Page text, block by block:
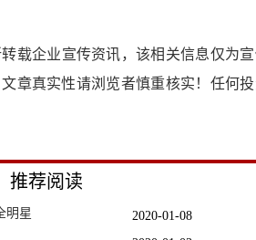
载企业宣传资讯，该相关信息仅为
章真实性请浏览者慎重核实！任何
推荐阅读
2020-01-08
明星